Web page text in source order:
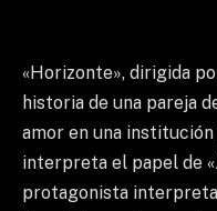
«Horizonte», dirigida
historia de una pareja
amor en una
interpreta el papel de
protagonista